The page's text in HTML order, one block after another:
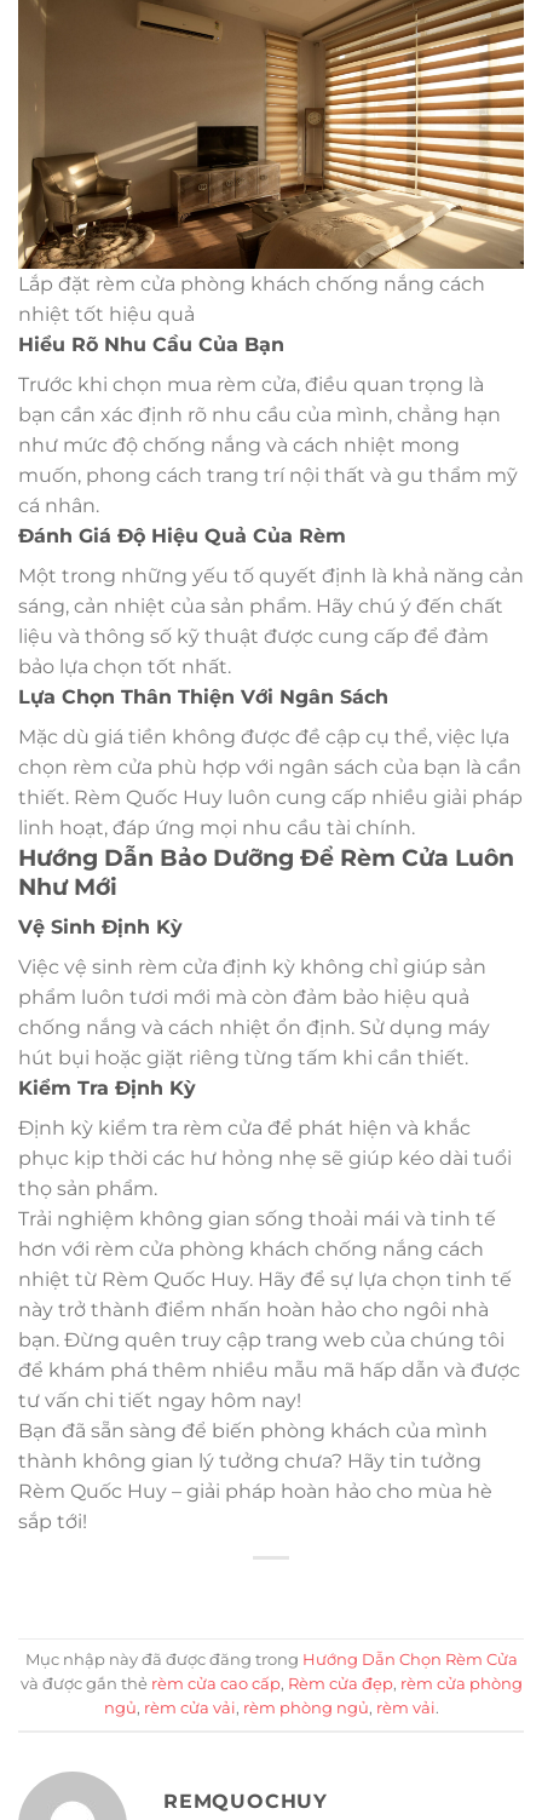
Lắp đặt rèm cửa phòng khách chống nắng cách
nhiệt tốt hiệu quả
Hiểu Rõ Nhu Cầu Của Bạn
Trước khi chọn mua rèm cửa, điều quan trọng là
bạn cần xác định rõ nhu cầu của mình, chẳng hạn
như mức độ chống nắng và cách nhiệt mong
muốn, phong cách trang trí nội thất và gu thẩm mỹ
cá nhân.
Đánh Giá Độ Hiệu Quả Của Rèm
Một trong những yếu tố quyết định là khả năng cản
sáng, cản nhiệt của sản phẩm. Hãy chú ý đến chất
liệu và thông số kỹ thuật được cung cấp để đảm
bảo lựa chọn tốt nhất.
Lựa Chọn Thân Thiện Với Ngân Sách
Mặc dù giá tiền không được đề cập cụ thể, việc lựa
chọn rèm cửa phù hợp với ngân sách của bạn là cần
thiết. Rèm Quốc Huy luôn cung cấp nhiều giải pháp
linh hoạt, đáp ứng mọi nhu cầu tài chính.
Hướng Dẫn Bảo Dưỡng Để Rèm Cửa Luôn
Như Mới
Vệ Sinh Định Kỳ
Việc vệ sinh rèm cửa định kỳ không chỉ giúp sản
phẩm luôn tươi mới mà còn đảm bảo hiệu quả
chống nắng và cách nhiệt ổn định. Sử dụng máy
hút bụi hoặc giặt riêng từng tấm khi cần thiết.
Kiểm Tra Định Kỳ
Định kỳ kiểm tra rèm cửa để phát hiện và khắc
phục kịp thời các hư hỏng nhẹ sẽ giúp kéo dài tuổi
thọ sản phẩm.
Trải nghiệm không gian sống thoải mái và tinh tế
hơn với rèm cửa phòng khách chống nắng cách
nhiệt từ Rèm Quốc Huy. Hãy để sự lựa chọn tinh tế
này trở thành điểm nhấn hoàn hảo cho ngôi nhà
bạn. Đừng quên truy cập trang web của chúng tôi
để khám phá thêm nhiều mẫu mã hấp dẫn và được
tư vấn chi tiết ngay hôm nay!
Bạn đã sẵn sàng để biến phòng khách của mình
thành không gian lý tưởng chưa? Hãy tin tưởng
Rèm Quốc Huy – giải pháp hoàn hảo cho mùa hè
sắp tới!
Mục nhập này đã được đăng trong Hướng Dẫn Chọn Rèm Cửa
và được gắn thẻ rèm cửa cao cấp, Rèm cửa đẹp, rèm cửa phòng
ngủ, rèm cửa vải, rèm phòng ngủ, rèm vải.
REMQUOCHUY